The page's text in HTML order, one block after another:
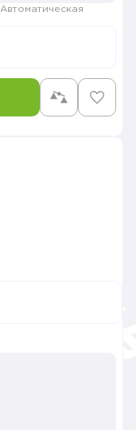
Автоматическая